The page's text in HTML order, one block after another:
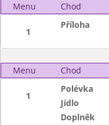
Menu Chod
1
Příloha
Menu Chod
1
Polévka
Jídlo
Doplněk